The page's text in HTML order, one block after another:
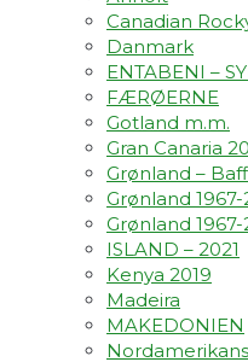
Canadian
Danmark
ENTABENI –
FÆRØERNE
Gotland m.m.
Gran Canaria
Grønland –
Grønland 1967-
Grønland
ISLAND – 2021
Kenya 2019
Madeira
MAKEDONIEN